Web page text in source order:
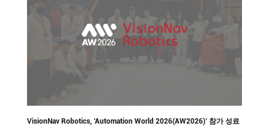
VisionNav Robotics, ‘Automation World 2026(AW2026)’ 참가 성료